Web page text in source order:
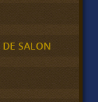
SALON